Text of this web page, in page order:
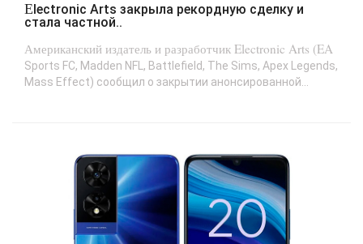
Electronic Arts закрыла рекордную сделку и
стала частной..
Американский издатель и разработчик Electronic Arts (EA
Sports FC, Madden NFL, Battlefield, The Sims, Apex Legends,
Mass Effect) сообщил о закрытии анонсированной...